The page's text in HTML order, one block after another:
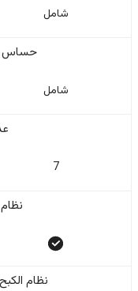
شامل
حساس
شامل
7
نظام